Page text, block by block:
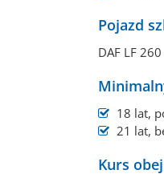
Pojazd
DAF LF
18 lat,
21 lat,
Kurs